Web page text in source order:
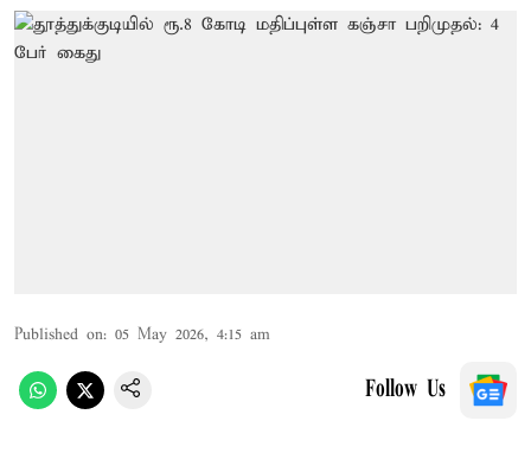
Published on: 05 May 2026, 4:15 am
Follow Us